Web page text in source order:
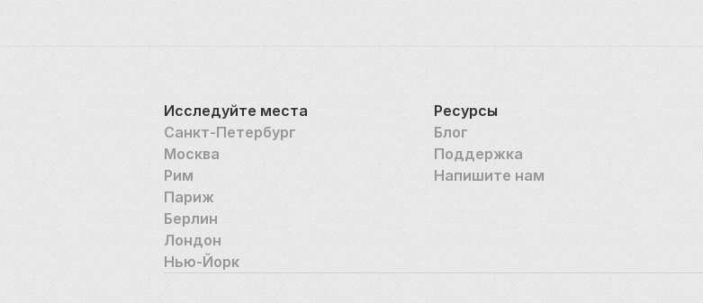
Исследуйте места
Санкт-Петербург
Москва
Рим
Париж
Берлин
Лондон
Нью-Йорк
Ресурсы
Блог
Поддержка
Напишите нам